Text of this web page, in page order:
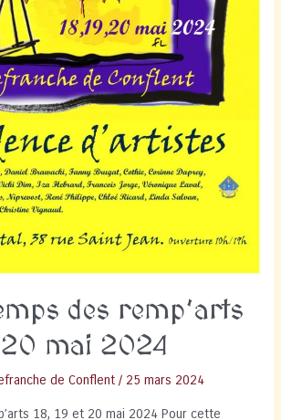
des remp’arts
20 mai 2024
de Conflent / 25 mars 2024
18, 19 et 20 mai 2024 Pour cette